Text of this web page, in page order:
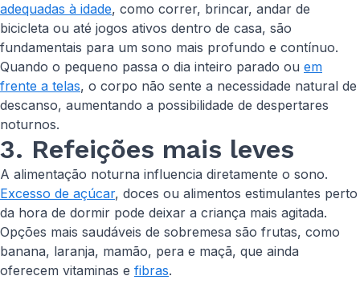
adequadas à idade, como correr, brincar, andar de
bicicleta ou até jogos ativos dentro de casa, são
fundamentais para um sono mais profundo e contínuo.
Quando o pequeno passa o dia inteiro parado ou em
frente a telas, o corpo não sente a necessidade natural de
descanso, aumentando a possibilidade de despertares
noturnos.
3. Refeições mais leves
A alimentação noturna influencia diretamente o sono.
Excesso de açúcar, doces ou alimentos estimulantes perto
da hora de dormir pode deixar a criança mais agitada.
Opções mais saudáveis de sobremesa são frutas, como
banana, laranja, mamão, pera e maçã, que ainda
oferecem vitaminas e fibras.